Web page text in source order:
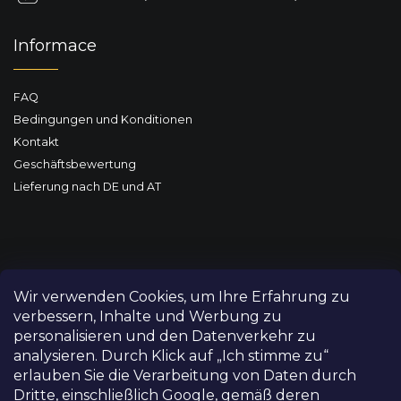
Wir verwenden Cookies, um Ihre Erfahrung zu
verbessern, Inhalte und Werbung zu
personalisieren und den Datenverkehr zu
analysieren. Durch Klick auf „Ich stimme zu“
erlauben Sie die Verarbeitung von Daten durch
Dritte, einschließlich Google, gemäß deren
Informace
FAQ
Bedingungen und Konditionen
Kontakt
Geschäftsbewertung
Lieferung nach DE und AT